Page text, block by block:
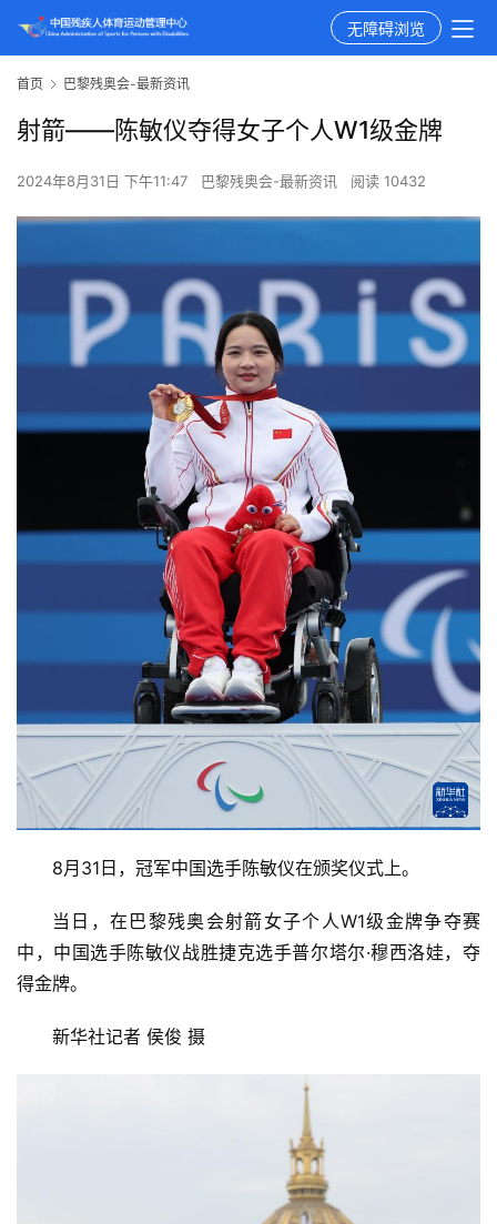
无障碍浏览
首页 巴黎残奥会-最新资讯
射箭——陈敏仪夺得女子个人W1级金牌
2024年8月31日 下午11:47 巴黎残奥会-最新资讯 阅读 10432
8月31日，冠军中国选手陈敏仪在颁奖仪式上。
当日，在巴黎残奥会射箭女子个人W1级金牌争夺赛
中，中国选手陈敏仪战胜捷克选手普尔塔尔·穆西洛娃，夺
得金牌。
新华社记者 侯俊 摄